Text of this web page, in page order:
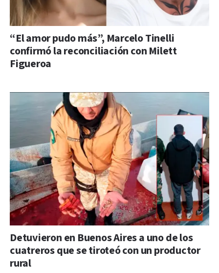
“El amor pudo más”, Marcelo Tinelli
confirmó la reconciliación con Milett
Figueroa
Detuvieron en Buenos Aires a uno de los
cuatreros que se tiroteó con un productor
rural